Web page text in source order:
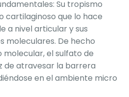
Su tropismo
cartilaginoso que lo hace
a nivel articular y sus
moleculares. De hecho
molecular, el sulfato de
de atravesar la barrera
en el ambiente micro